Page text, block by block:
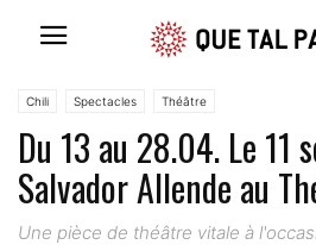
Chili Spectacles Théâtre
Du 13 au 28.04. Le 11
Salvador Allende au
Une pièce de théâtre vitale à